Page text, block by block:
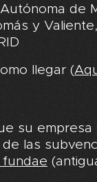
de
y Valiente,
llegar (
su empresa
de las
fundae